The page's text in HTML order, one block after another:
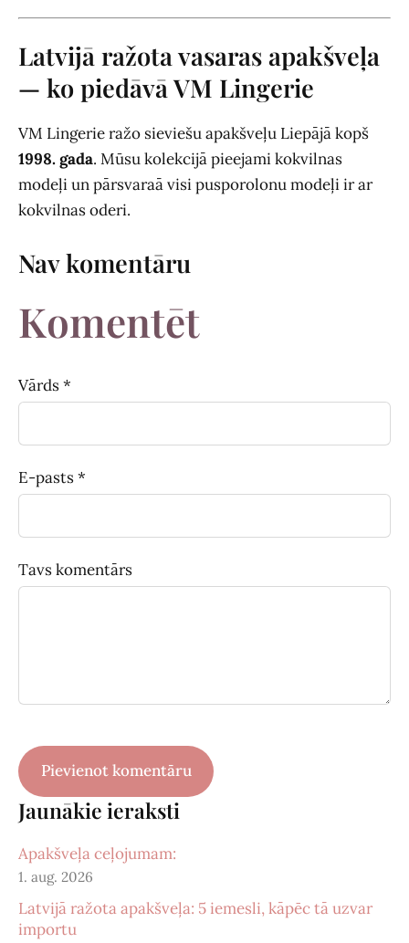
Jaunākie ieraksti
Apakšveļa ceļojumam:
1. aug. 2026
Latvijā ražota apakšveļa: 5 iemesli, kāpēc tā uzvar
importu
Latvijā ražota vasaras apakšveļa
— ko piedāvā VM Lingerie
VM Lingerie ražo sieviešu apakšveļu Liepājā kopš
1998. gada. Mūsu kolekcijā pieejami kokvilnas
modeļi un pārsvaraā visi pusporolonu modeļi ir ar
kokvilnas oderi.
Nav komentāru
Komentēt
Vārds *
E-pasts *
Tavs komentārs